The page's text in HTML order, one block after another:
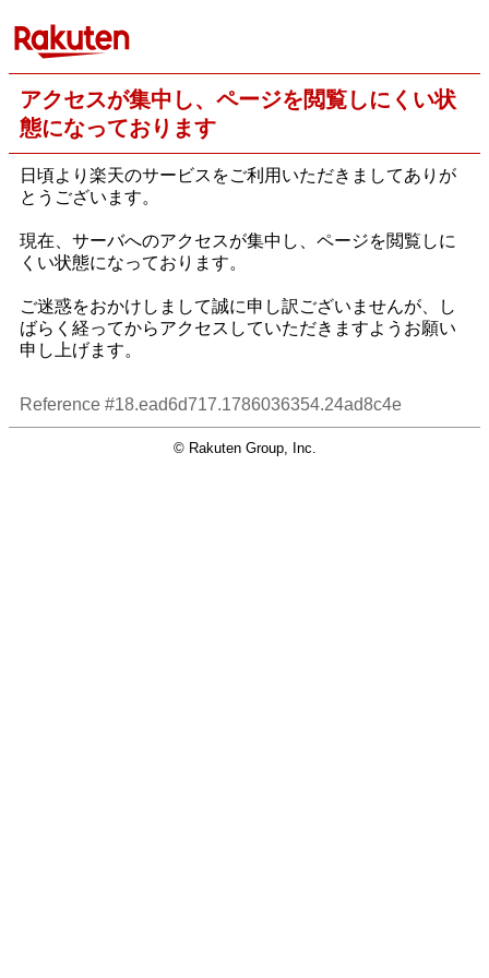
アクセスが集中し、ページを閲覧しにくい状
態になっております
日頃より楽天のサービスをご利用いただきましてありが
とうございます。
現在、サーバへのアクセスが集中し、ページを閲覧しに
くい状態になっております。
ご迷惑をおかけしまして誠に申し訳ございませんが、し
ばらく経ってからアクセスしていただきますようお願い
申し上げます。
Reference #18.ead6d717.1786036354.24ad8c4e
© Rakuten Group, Inc.